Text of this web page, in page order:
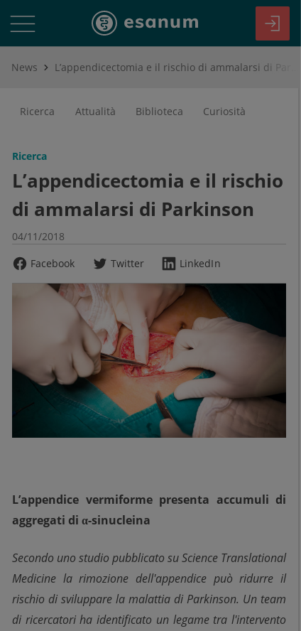
News
Ricerca Attualità Biblioteca Curiosità
Ricerca
L’appendicectomia e il rischio
di ammalarsi di Parkinson
04/11/2018
Facebook
Twitter LinkedIn
L’appendice vermiforme presenta accumuli di
aggregati di α-sinucleina
Secondo uno studio pubblicato su Science Translational
Medicine la rimozione dell'appendice può ridurre il
rischio di sviluppare la malattia di Parkinson. Un team
di ricercatori ha identificato un legame tra l'intervento